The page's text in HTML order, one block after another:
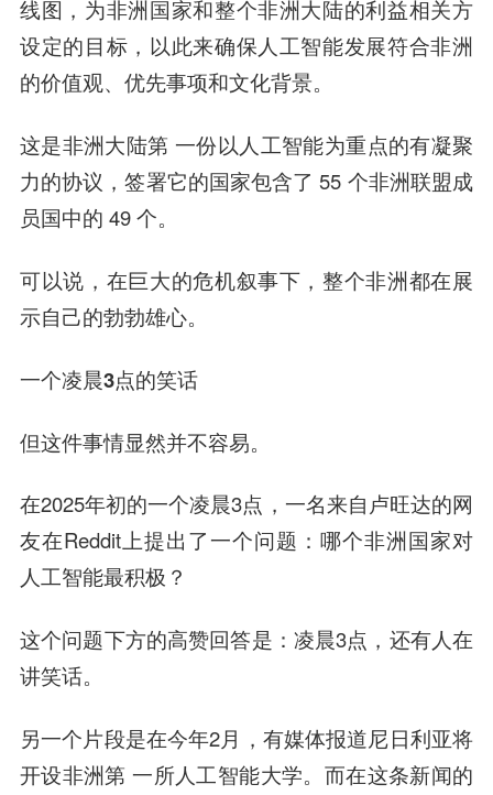
线图，为非洲国家和整个非洲大陆的利益相关方
设定的目标，以此来确保人工智能发展符合非洲
的价值观、优先事项和文化背景。
这是非洲大陆第 一份以人工智能为重点的有凝聚
力的协议，签署它的国家包含了 55 个非洲联盟成
员国中的 49 个。
可以说，在巨大的危机叙事下，整个非洲都在展
示自己的勃勃雄心。
一个凌晨3点的笑话
但这件事情显然并不容易。
在2025年初的一个凌晨3点，一名来自卢旺达的网
友在Reddit上提出了一个问题：哪个非洲国家对
人工智能最积极？
这个问题下方的高赞回答是：凌晨3点，还有人在
讲笑话。
另一个片段是在今年2月，有媒体报道尼日利亚将
开设非洲第 一所人工智能大学。而在这条新闻的